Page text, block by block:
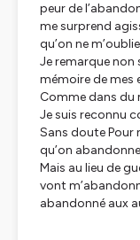
peur de
me surprend
qu’on ne
Je remarque non
mémoire de mes
Comme dans du
Je suis reconnu
Sans doute Pour
qu’on
Mais au lieu de
vont
abandonné aux